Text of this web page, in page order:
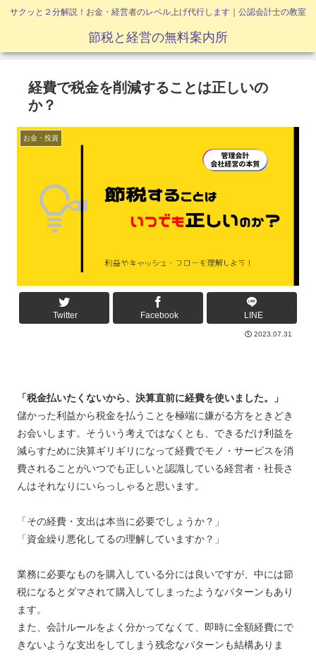
サクッと２分解説！お金・経営者のレベル上げ代行します｜公認会計士の教室
節税と経営の無料案内所
経費で税金を削減することは正しいの
か？
お金・投資
Twitter Facebook LINE
2023.07.31
「税金払いたくないから、決算直前に経費を使いました。」
儲かった利益から税金を払うことを極端に嫌がる方をときどき
お会いします。そういう考えではなくとも、できるだけ利益を
減らすために決算ギリギリになって経費でモノ・サービスを消
費されることがいつでも正しいと認識している経営者・社長さ
んはそれなりにいらっしゃると思います。
「その経費・支出は本当に必要でしょうか？」
「資金繰り悪化してるの理解していますか？」
業務に必要なものを購入している分には良いですが、中には節
税になるとダマされて購入してしまったようなパターンもあり
ます。
また、会計ルールをよく分かってなくて、即時に全額経費にで
きないような支出をしてしまう残念なパターンも結構ありま